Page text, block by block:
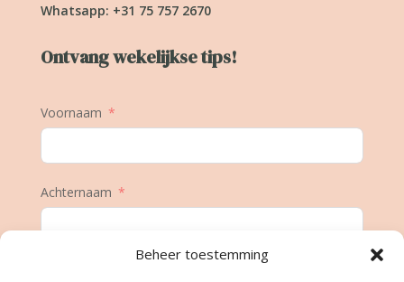
Beheer toestemming
Whatsapp: +31 75 757 2670
Ontvang wekelijkse tips!
Voornaam
Achternaam